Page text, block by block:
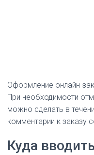
Оформление онлайн-
При необходимости
можно сделать в
комментарии к заказу
Куда